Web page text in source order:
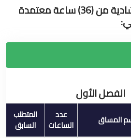
تتكون الخطة الاسترشادية من (36) ساعة معتمدة
الفصل الأول
المساق عدد
الساعات
المتطلب
السابق